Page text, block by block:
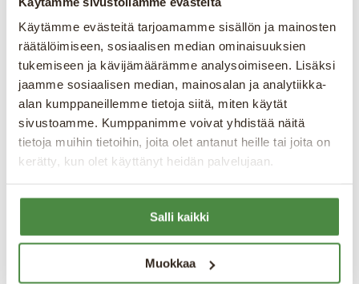
Käytämme evästeitä tarjoamamme sisällön ja mainosten
räätälöimiseen, sosiaalisen median ominaisuuksien
tukemiseen ja kävijämäärämme analysoimiseen. Lisäksi
jaamme sosiaalisen median, mainosalan ja analytiikka-
alan kumppaneillemme tietoja siitä, miten käytät
sivustoamme. Kumppanimme voivat yhdistää näitä
tietoja muihin tietoihin, joita olet antanut heille tai joita on
kerätty, kun olet käyttänyt heidän palvelujaan.
Salli kaikki
Muokkaa
Kundestøtte
support@easoft.se
Kontaktinformasjon for personer
Easoft Docs